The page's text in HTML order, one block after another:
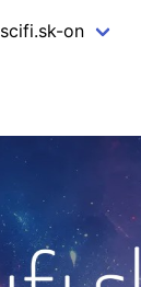
scifi.sk-on